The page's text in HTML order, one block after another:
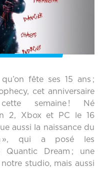
fête ses 15 ans ;
cet anniversaire
semaine ! Né
2, Xbox et PC le 16
aussi la naissance du
», qui a posé les
Dream ; une
studio, mais aussi